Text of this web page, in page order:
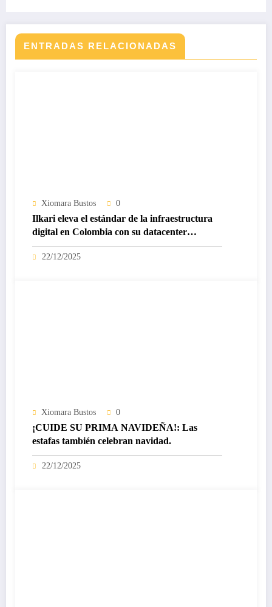
ENTRADAS RELACIONADAS
Xiomara Bustos 0
Ilkari eleva el estándar de la infraestructura
digital en Colombia con su datacenter
certificado Nivel IV de ICREA
22/12/2025
Xiomara Bustos 0
¡CUIDE SU PRIMA NAVIDEÑA!: Las
estafas también celebran navidad.
22/12/2025